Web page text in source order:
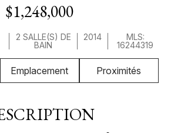
$1,248,000
2 SALLE(S) DE
BAIN
2014
MLS:
16244319
Emplacement Proximités